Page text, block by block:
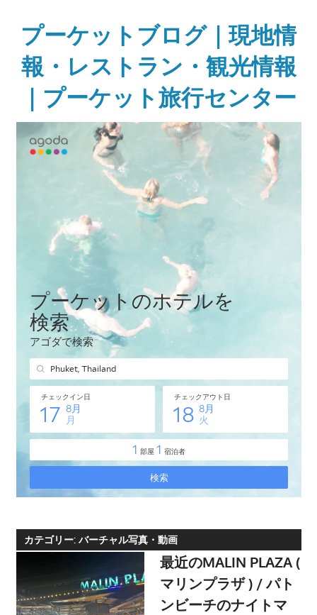
contentプーケットブログ｜現地情
報・レストラン・観光情報
｜プーケット旅行センター
ガ
イ・
ケ
島
現
オ
プ
ョ
ナ
カテゴリー: バーチャル写真・動画
最近のMALIN PLAZA (
マリンプラザ ) / パト
ンビーチのナイトマ